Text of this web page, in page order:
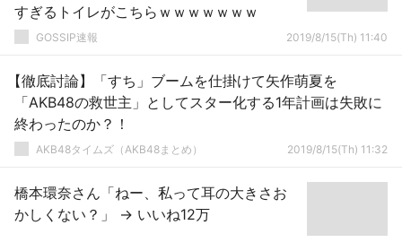
すぎるトイレがこちらｗｗｗｗｗｗｗ
GOSSIP速報 2019/8/15(Th) 11:40
【徹底討論】「すち」ブームを仕掛けて矢作萌夏を
「AKB48の救世主」としてスター化する1年計画は失敗に
終わったのか？！
AKB48タイムズ（AKB48まとめ） 2019/8/15(Th) 11:32
橋本環奈さん「ねー、私って耳の大きさお
かしくない？」 → いいね12万